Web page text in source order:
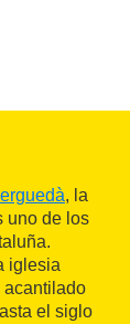
, la
uno de los
iglesia
acantilado
el siglo